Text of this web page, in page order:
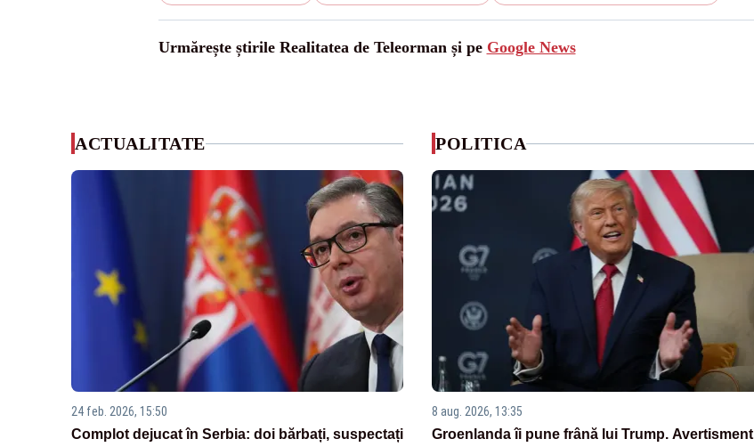
Urmărește știrile Realitatea de Teleorman și pe Google News
ACTUALITATE
24 feb. 2026, 15:50
Complot dejucat în Serbia: doi bărbați, suspectați
POLITICA
8 aug. 2026, 13:35
Groenlanda îi pune frână lui Trump. Avertisment